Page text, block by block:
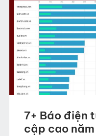
7+ Báo điện
cập cao